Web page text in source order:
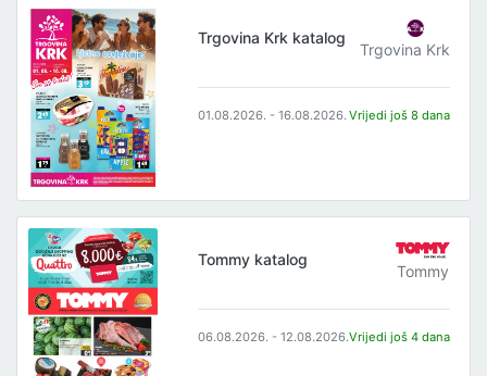
Trgovina Krk katalog
Trgovina Krk
01.08.2026. - 16.08.2026. Vrijedi još 8 dana
Tommy katalog
Tommy
06.08.2026. - 12.08.2026.Vrijedi još 4 dana